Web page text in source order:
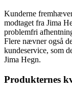
Kunderne
modtaget fra Jima
problemfri
Flere nævner også
kundeservice, som
Jima Hegn.
Produkternes